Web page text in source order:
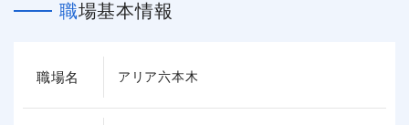
職場基本情報
職場名 アリア六本木